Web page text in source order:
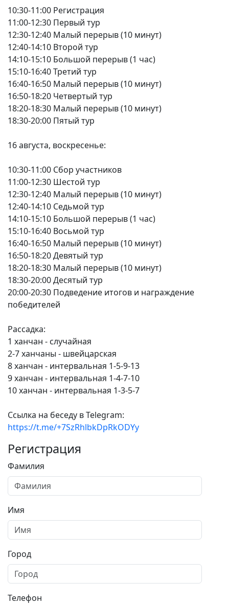
10:30-11:00 Регистрация
11:00-12:30 Первый тур
12:30-12:40 Малый перерыв (10 минут)
12:40-14:10 Второй тур
14:10-15:10 Большой перерыв (1 час)
15:10-16:40 Третий тур
16:40-16:50 Малый перерыв (10 минут)
16:50-18:20 Четвертый тур
18:20-18:30 Малый перерыв (10 минут)
18:30-20:00 Пятый тур
16 августа, воскресенье:
10:30-11:00 Сбор участников
11:00-12:30 Шестой тур
12:30-12:40 Малый перерыв (10 минут)
12:40-14:10 Седьмой тур
14:10-15:10 Большой перерыв (1 час)
15:10-16:40 Восьмой тур
16:40-16:50 Малый перерыв (10 минут)
16:50-18:20 Девятый тур
18:20-18:30 Малый перерыв (10 минут)
18:30-20:00 Десятый тур
20:00-20:30 Подведение итогов и награждение
победителей
Рассадка:
1 ханчан - случайная
2-7 ханчаны - швейцарская
8 ханчан - интервальная 1-5-9-13
9 ханчан - интервальная 1-4-7-10
10 ханчан - интервальная 1-3-5-7
Ссылка на беседу в Telegram:
https://t.me/+7SzRhlbkDpRkODYy
Регистрация
Фамилия
Имя
Город
Телефон